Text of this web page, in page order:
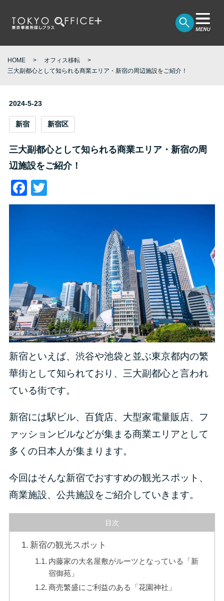
HOME
オフィス移転
三大副都心として知られる商業エリア・新宿の周辺施設をご紹介！
2024-5-23
新宿 新宿区
三大副都心として知られる商業エリア・新宿の周
辺施設をご紹介！
Facebook
新宿といえば、渋谷や池袋と並ぶ東京都内の繁
華街として知られており、三大副都心と言われ
ている街です。
新宿には駅ビル、百貨店、大型家電量販店、フ
ァッションビルなどが集まる商業エリアとして
多くの日本人が集まります。
今回はそんな新宿でおすすめの観光スポット、
商業施設、公共施設をご紹介していきます。
目次
新宿の観光スポット
内藤家の大名屋敷がルーツとなっている「新
宿御苑」
商売繁盛にご利益のある「花園神社」